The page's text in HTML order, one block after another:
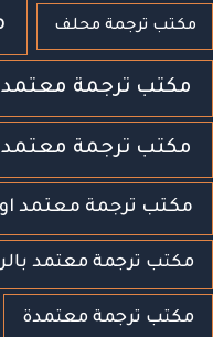
مكتب ترجمة محلف
مكتب ترجمة معتمد
مكتب ترجمة معتمد
مكتب ترجمة معتمد
مكتب ترجمة معتمد
مكتب ترجمة معتمدة